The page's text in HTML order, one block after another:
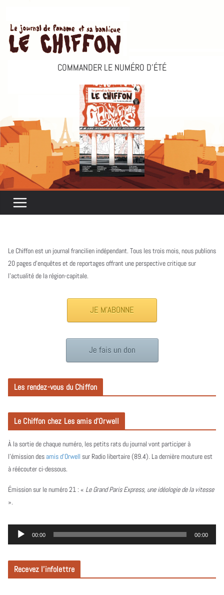
contenu
COMMANDER LE NUMÉRO D’ÉTÉ
Le Chiffon est un journal francilien indépendant. Tous les trois mois, nous publions
20 pages d’enquêtes et de reportages offrant une perspective critique sur
l’actualité de la région-capitale.
JE M'ABONNE
Je fais un don
Les rendez-vous du Chiffon
Le Chiffon chez Les amis d’Orwell
À la sortie de chaque numéro, les petits rats du journal vont participer à
l’émission des amis d’Orwell sur Radio libertaire (89.4). La dernière mouture est
à réécouter ci-dessous.
Émission sur le numéro 21 : « Le Grand Paris Express, une idéologie de la vitesse
».
e
c
t
00:00 00:00
Recevez l’infolettre